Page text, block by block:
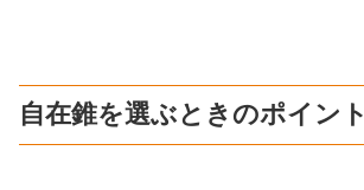
自在錐を選ぶときのポイント